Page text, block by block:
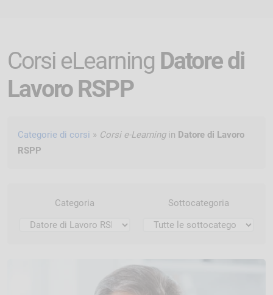
Corsi eLearning Datore di
Lavoro RSPP
Categorie di corsi » Corsi e-Learningin Datore di Lavoro
RSPP
Categoria Sottocategoria